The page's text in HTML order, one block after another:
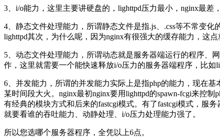
3、i/o能力，这里主要讲硬盘的，lighttpd压力最小，nginx最差
4、静态文件处理能力，所谓静态文件是指.js、.css等不常变
lighttpd其次，为什么呢，因为nginx有很强大的缓存能力，这
5、动态文件处理能力，所谓动态就是服务器端运行的程序、
作，这里就需要一个能快速释放i/o压力的服务器端程序，比如
6、并发能力，所谓的并发能力实际上是指php的能力，现在基
某时间段大火。nginx最初nginx要用lighttpd的spawn-fcgi来控
有经典的模块方式和后来的fastcgi模式。有了fastcgi模式，服
就要看谁的吞吐能力、动静处理、i/o压力处理能力强了。
所以您选哪个服务器程序，全凭以上6点。